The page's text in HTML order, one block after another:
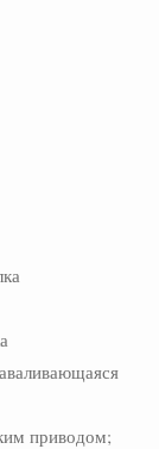
приводом;